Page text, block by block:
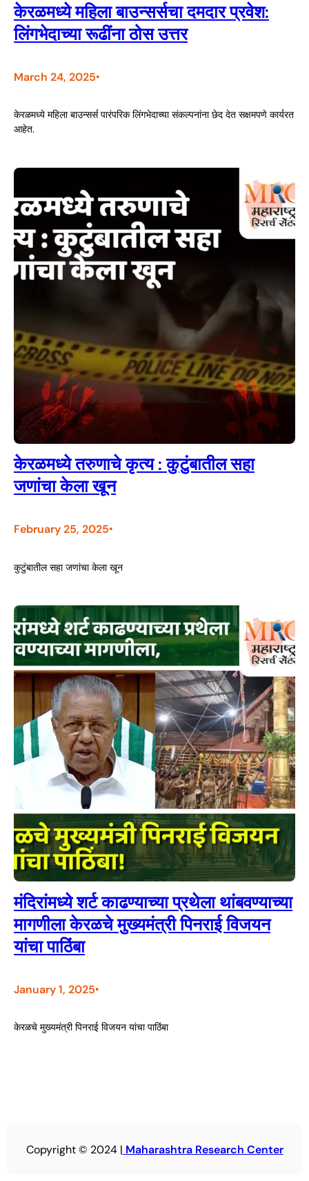
केरळमध्ये महिला बाउन्सर्सचा दमदार प्रवेश:
लिंगभेदाच्या रूढींना ठोस उत्तर
March 24, 2025•
केरळमध्ये महिला बाउन्सर्स पारंपरिक लिंगभेदाच्या संकल्पनांना छेद देत सक्षमपणे कार्यरत
आहेत.
केरळमध्ये तरुणाचे कृत्य : कुटुंबातील सहा
जणांचा केला खून
February 25, 2025•
कुटुंबातील सहा जणांचा केला खून
मंदिरांमध्ये शर्ट काढण्याच्या प्रथेला थांबवण्याच्या
मागणीला केरळचे मुख्यमंत्री पिनराई विजयन
यांचा पाठिंबा
January 1, 2025•
केरळचे मुख्यमंत्री पिनराई विजयन यांचा पाठिंबा
Copyright © 2024 | Maharashtra Research Center